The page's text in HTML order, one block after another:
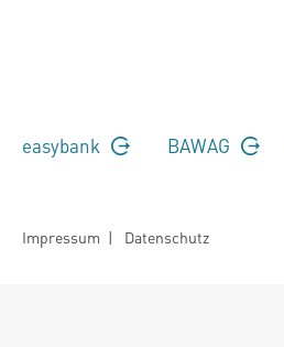
easybank BAWAG
Impressum | Datenschutz